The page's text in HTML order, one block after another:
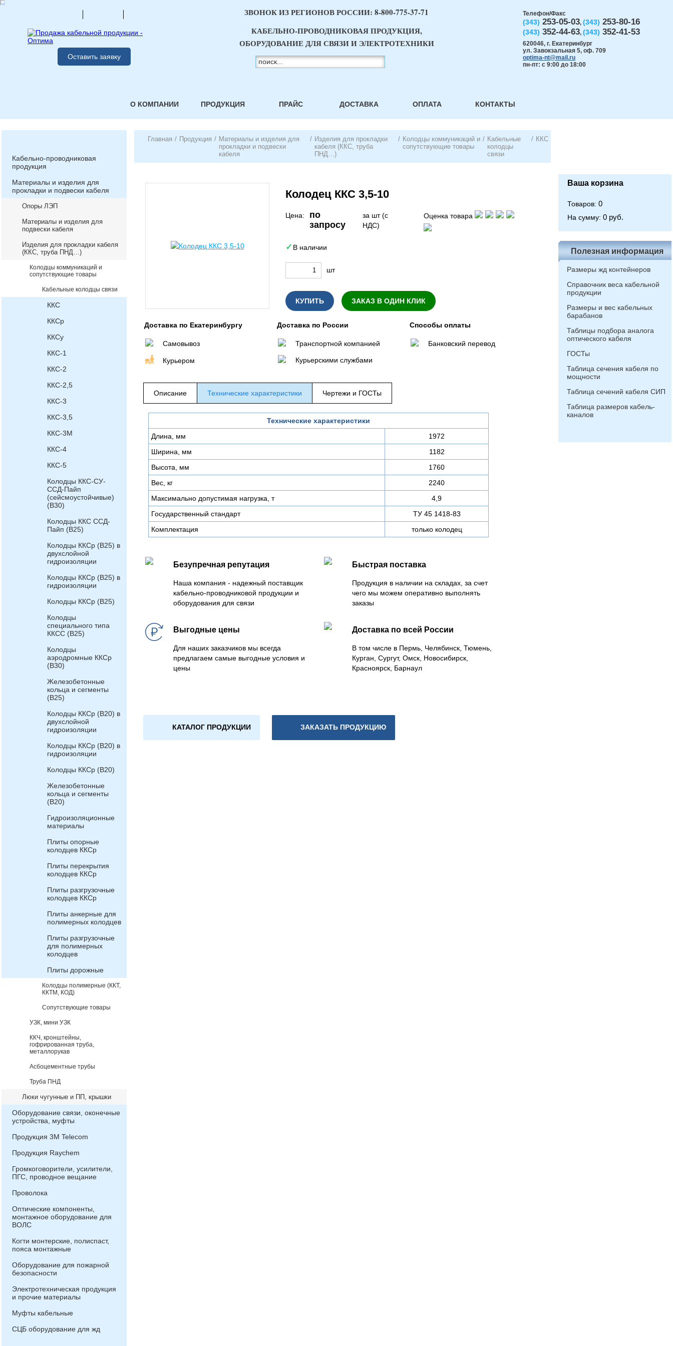
Оставить заявку
Телефон/Факс
(343) 253-05-03, (343) 253-80-16
(343) 352-44-63, (343) 352-41-53
620046, г. Екатеринбург
ул. Завокзальная 5, оф. 709
optima-nt@mail.ru
пн-пт: с 9:00 до 18:00
ЗВОНОК ИЗ РЕГИОНОВ РОССИИ: 8-800-775-37-71
КАБЕЛЬНО-ПРОВОДНИКОВАЯ ПРОДУКЦИЯ,
ОБОРУДОВАНИЕ ДЛЯ СВЯЗИ И ЭЛЕКТРОТЕХНИКИ
О КОМПАНИИ ПРОДУКЦИЯ ПРАЙС ДОСТАВКА ОПЛАТА КОНТАКТЫ
Кабельно-проводниковая
продукция
Материалы и изделия для
прокладки и подвески кабеля
Опоры ЛЭП
Материалы и изделия для
подвески кабеля
Изделия для прокладки кабеля
(ККС, труба ПНД…)
Колодцы коммуникаций и
сопутствующие товары
Кабельные колодцы связи
ККС
ККСр
ККСу
ККС-1
ККС-2
ККС-2,5
ККС-3
ККС-3,5
ККС-3М
ККС-4
ККС-5
Колодцы ККС-СУ-
ССД-Пайп
(сейсмоустойчивые)
(В30)
Колодцы ККС ССД-
Пайп (В25)
Колодцы ККСр (В25) в
двухслойной
гидроизоляции
Колодцы ККСр (В25) в
гидроизоляции
Колодцы ККСр (В25)
Колодцы
специального типа
ККСС (В25)
Колодцы
аэродромные ККСр
(В30)
Железобетонные
кольца и сегменты
(В25)
Колодцы ККСр (В20) в
двухслойной
гидроизоляции
Колодцы ККСр (В20) в
гидроизоляции
Колодцы ККСр (В20)
Железобетонные
кольца и сегменты
(В20)
Гидроизоляционные
материалы
Плиты опорные
колодцев ККСр
Плиты перекрытия
колодцев ККСр
Плиты разгрузочные
колодцев ККСр
Плиты анкерные для
полимерных колодцев
Плиты разгрузочные
для полимерных
колодцев
Плиты дорожные
Колодцы полимерные (ККТ,
ККТМ, КОД)
Сопутствующие товары
УЗК, мини УЗК
ККЧ, кронштейны,
гофрированная труба,
металлорукав
Асбоцементные трубы
Труба ПНД
Люки чугунные и ПП, крышки
Оборудование связи, оконечные
устройства, муфты
Продукция 3М Telecom
Продукция Raychem
Громкоговорители, усилители,
ПГС, проводное вещание
Проволока
Оптические компоненты,
монтажное оборудование для
ВОЛС
Когти монтерские, полиспаст,
пояса монтажные
Оборудование для пожарной
безопасности
Электротехническая продукция
и прочие материалы
Муфты кабельные
СЦБ оборудование для жд
Главная / Продукция / Материалы и изделия для
прокладки и подвески
кабеля
/ Изделия для прокладки
кабеля (ККС, труба
ПНД…)
/ Колодцы коммуникаций и
сопутствующие товары
/ Кабельные
колодцы
связи
/ ККС
Колодец ККС 3,5-10
Цена:
по
запросу
за шт (с
НДС)
Оценка товара
В наличии
шт
КУПИТЬ ЗАКАЗ В ОДИН КЛИК
Доставка по Екатеринбургу
Самовывоз
Курьером
Доставка по России
Транспортной компанией
Курьерскими службами
Способы оплаты
Банковский перевод
Описание Технические характеристики Чертежи и ГОСТы
Технические характеристики
Длина, мм
1972
Ширина, мм
1182
Высота, мм
1760
Вес, кг
2240
Максимально допустимая нагрузка, т
4,9
Государственный стандарт
ТУ 45 1418-83
Комплектация
только колодец
Безупречная репутация
Наша компания - надежный поставщик
кабельно-проводниковой продукции и
оборудования для связи
Быстрая поставка
Продукция в наличии на складах, за счет
чего мы можем оперативно выполнять
заказы
Выгодные цены
Для наших заказчиков мы всегда
предлагаем самые выгодные условия и
цены
Доставка по всей России
В том числе в Пермь, Челябинск, Тюмень,
Курган, Сургут, Омск, Новосибирск,
Красноярск, Барнаул
КАТАЛОГ ПРОДУКЦИИ ЗАКАЗАТЬ ПРОДУКЦИЮ
Ваша корзина
Товаров: 0
На сумму: 0 руб.
Полезная информация
Размеры жд контейнеров
Справочник веса кабельной
продукции
Размеры и вес кабельных
барабанов
Таблицы подбора аналога
оптического кабеля
ГОСТы
Таблица сечения кабеля по
мощности
Таблица сечений кабеля СИП
Таблица размеров кабель-
каналов